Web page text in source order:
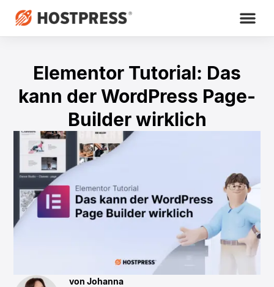
Elementor Tutorial: Das
kann der WordPress Page-
Builder wirklich
von Johanna